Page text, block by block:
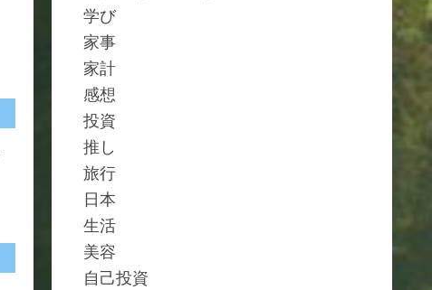
学び
家事
家計
感想
投資
推し
旅行
日本
生活
美容
自己投資